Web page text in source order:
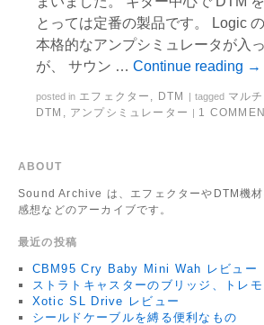
とっては定番の製品です。 Logic
本格的なアンプシミュレータが入
が、 サウン … Continue reading →
posted in エフェクター , DTM tagged マル
DTM , アンプシミュレーター 1
ABOUT
Sound Archive は、エフェクターやDTM機材
感想などのアーカイブです。
最近の投稿
CBM95 Cry Baby Mini Wah レビュー
ストラトキャスターのブリッジ、トレ
Xotic SL Drive レビュー
シールドケーブルを縛る便利なもの